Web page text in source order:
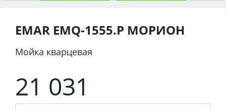
EMAR EMQ-1555.P МОРИОН
Мойка кварцевая
21 031